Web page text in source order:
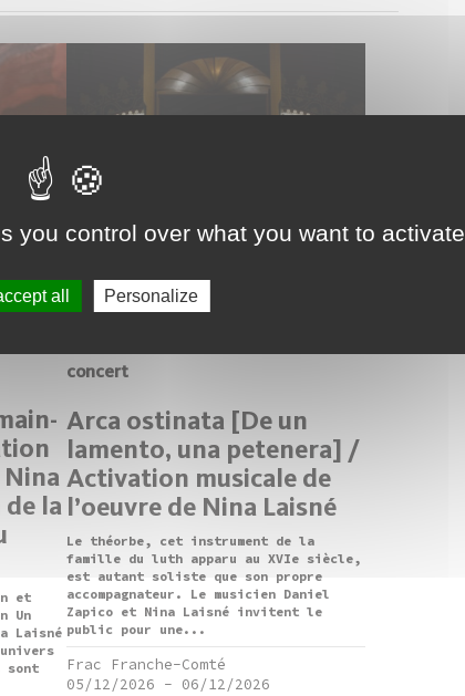
Nina
de la
et
Un
Laisné
sont
concert
Arca ostinata [De un
lamento, una petenera] /
Activation musicale de
l’oeuvre de Nina Laisné
Le théorbe, cet instrument de la
famille du luth apparu au XVIe siècle,
est autant soliste que son propre
accompagnateur. Le musicien Daniel
Zapico et Nina Laisné invitent le
public pour une...
Frac Franche-Comté
05/12/2026 - 06/12/2026
you control over what you want to activate
all Personalize